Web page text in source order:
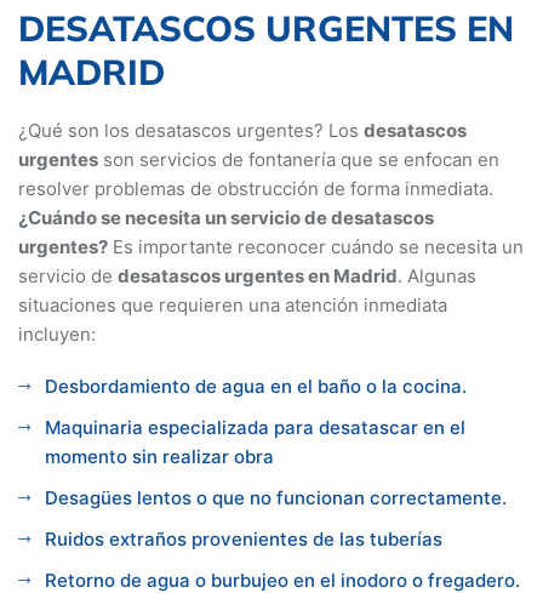
DESATASCOS URGENTES EN
MADRID
¿Qué son los desatascos urgentes? Los desatascos
urgentes son servicios de fontanería que se enfocan en
resolver problemas de obstrucción de forma inmediata.
¿Cuándo se necesita un servicio de desatascos
urgentes? Es importante reconocer cuándo se necesita un
servicio de desatascos urgentes en Madrid. Algunas
situaciones que requieren una atención inmediata
incluyen:
Desbordamiento de agua en el baño o la cocina.
Maquinaria especializada para desatascar en el
momento sin realizar obra
Desagües lentos o que no funcionan correctamente.
Ruidos extraños provenientes de las tuberías
Retorno de agua o burbujeo en el inodoro o fregadero.